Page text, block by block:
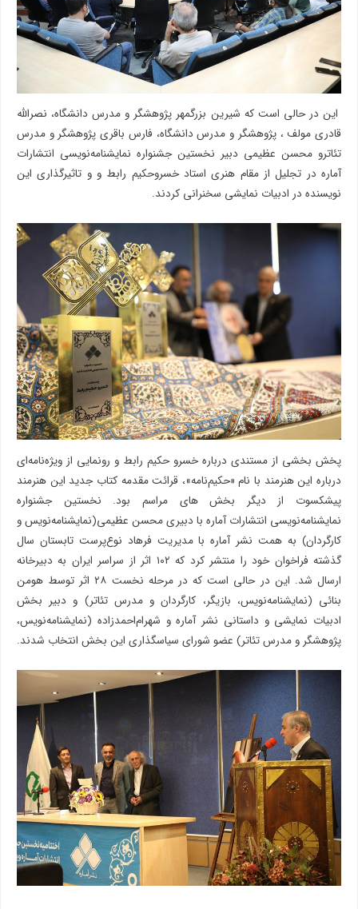
این در حالی است که شیرین بزرگمهر پژوهشگر و مدرس دانشگاه، نصرالله
قادری مولف ، پژوهشگر و مدرس دانشگاه، فارس باقری پژوهشگر و مدرس
تئاترو محسن عظیمی دبیر نخستین جشنواره‌ نمایشنامه‌نویسی انتشارات
آماره در تجلیل از مقام هنری استاد خسروحکیم رابط و و تاثیرگذاری‌ این
نویسنده در ادبیات نمایشی سخنرانی کردند.
پخش بخشی از مستندی درباره خسرو حکیم رابط و رونمایی از ویژه‌نامه‌ای
درباره این هنرمند با نام «حکیم‌نامه»، قرائت مقدمه‌ کتاب جدید این هنرمند
پیشکسوت از دیگر بخش های مراسم بود. نخستین جشنواره‌
نمایشنامه‌نویسی انتشارات آماره با دبیری محسن عظیمی(نمایشنامه‌نویس و
کارگردان) به همت نشر آماره با مدیریت فرهاد نوع‌پرست تابستان سال
گذشته فراخوان خود را منتشر کرد که ۱۰۲ اثر از سراسر ایران به دبیرخانه
ارسال شد. این در حالی است که در مرحله‌ نخست ۲۸ اثر توسط هومن
بنائی (نمایشنامه‌نویس، بازیگر، کارگردان و مدرس تئاتر) و دبیر بخش
ادبیات نمایشی و داستانی نشر آماره و شهرام‌احمدزاده (نمایشنامه‌نویس،
پژوهشگر و مدرس تئاتر) عضو شورای سیاسگذاری این بخش انتخاب شدند.